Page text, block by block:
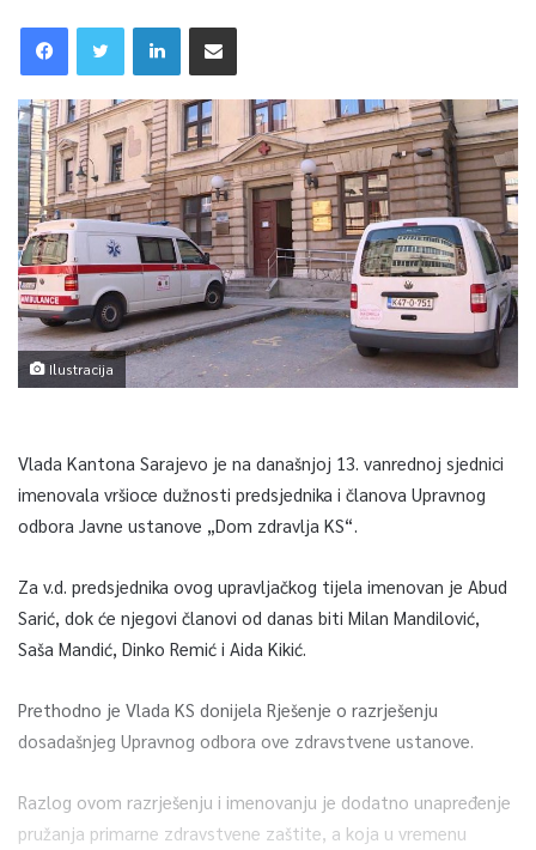
Ilustracija
Vlada Kantona Sarajevo je na današnjoj 13. vanrednoj sjednici
imenovala vršioce dužnosti predsjednika i članova Upravnog
odbora Javne ustanove „Dom zdravlja KS“.
Za v.d. predsjednika ovog upravljačkog tijela imenovan je Abud
Sarić, dok će njegovi članovi od danas biti Milan Mandilović,
Saša Mandić, Dinko Remić i Aida Kikić.
Prethodno je Vlada KS donijela Rješenje o razrješenju
dosadašnjeg Upravnog odbora ove zdravstvene ustanove.
Razlog ovom razrješenju i imenovanju je dodatno unapređenje
pružanja primarne zdravstvene zaštite, a koja u vremenu